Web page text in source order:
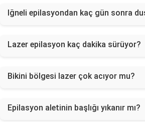
Iğneli epilasyondan kaç gün sonra
Lazer epilasyon kaç dakika sürüyor?
Bikini bölgesi lazer çok acıyor mu?
Epilasyon aletinin başlığı yıkanır mı?